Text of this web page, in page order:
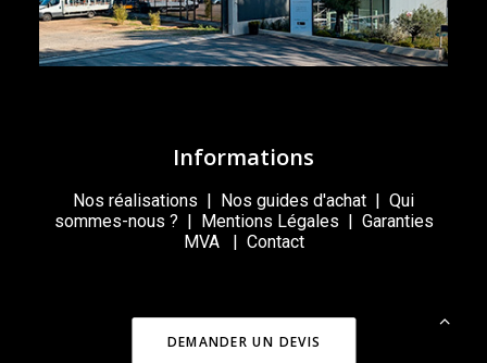
Informations
Nos réalisations | Nos guides d'achat | Qui
sommes-nous ? | Mentions Légales | Garanties
MVA
| Contact
DEMANDER UN DEVIS